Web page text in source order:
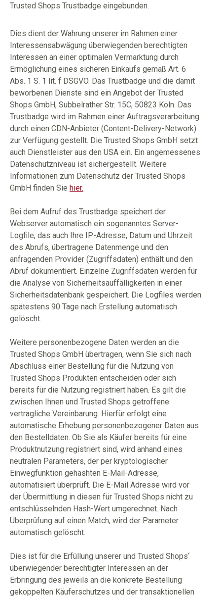
Trusted Shops Trustbadge eingebunden.
Dies dient der Wahrung unserer im Rahmen einer
Interessensabwägung überwiegenden berechtigten
Interessen an einer optimalen Vermarktung durch
Ermöglichung eines sicheren Einkaufs gemäß Art. 6
Abs. 1 S. 1 lit. f DSGVO. Das Trustbadge und die damit
beworbenen Dienste sind ein Angebot der Trusted
Shops GmbH, Subbelrather Str. 15C, 50823 Köln. Das
Trustbadge wird im Rahmen einer Auftragsverarbeitung
durch einen CDN-Anbieter (Content-Delivery-Network)
zur Verfügung gestellt. Die Trusted Shops GmbH setzt
auch Dienstleister aus den USA ein. Ein angemessenes
Datenschutzniveau ist sichergestellt. Weitere
Informationen zum Datenschutz der Trusted Shops
GmbH finden Sie hier.
Bei dem Aufruf des Trustbadge speichert der
Webserver automatisch ein sogenanntes Server-
Logfile, das auch Ihre IP-Adresse, Datum und Uhrzeit
des Abrufs, übertragene Datenmenge und den
anfragenden Provider (Zugriffsdaten) enthält und den
Abruf dokumentiert. Einzelne Zugriffsdaten werden für
die Analyse von Sicherheitsauffälligkeiten in einer
Sicherheitsdatenbank gespeichert. Die Logfiles werden
spätestens 90 Tage nach Erstellung automatisch
gelöscht.
Weitere personenbezogene Daten werden an die
Trusted Shops GmbH übertragen, wenn Sie sich nach
Abschluss einer Bestellung für die Nutzung von
Trusted Shops Produkten entscheiden oder sich
bereits für die Nutzung registriert haben. Es gilt die
zwischen Ihnen und Trusted Shops getroffene
vertragliche Vereinbarung. Hierfür erfolgt eine
automatische Erhebung personenbezogener Daten aus
den Bestelldaten. Ob Sie als Käufer bereits für eine
Produktnutzung registriert sind, wird anhand eines
neutralen Parameters, der per kryptologischer
Einwegfunktion gehashten E-Mail-Adresse,
automatisiert überprüft. Die E-Mail Adresse wird vor
der Übermittlung in diesen für Trusted Shops nicht zu
entschlüsselnden Hash-Wert umgerechnet. Nach
Überprüfung auf einen Match, wird der Parameter
automatisch gelöscht.
Dies ist für die Erfüllung unserer und Trusted Shops‘
überwiegender berechtigter Interessen an der
Erbringung des jeweils an die konkrete Bestellung
gekoppelten Käuferschutzes und der transaktionellen